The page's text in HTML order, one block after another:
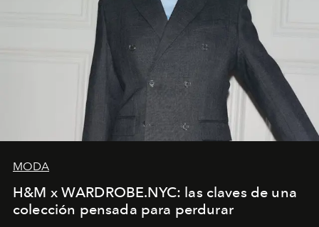
MODA
H&M x WARDROBE.NYC: las claves de una
colección pensada para perdurar